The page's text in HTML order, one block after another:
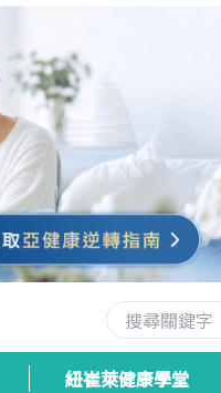
紐崔萊健康學堂